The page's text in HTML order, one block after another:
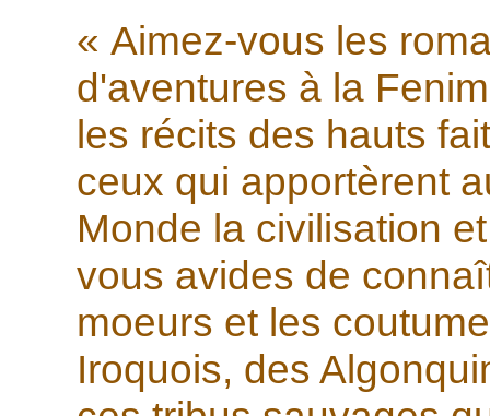
« Aimez-vous les
d'aventures à la
les récits des hauts
ceux qui apportèrent
Monde la civilisation
vous avides de
moeurs et les
Iroquois, des